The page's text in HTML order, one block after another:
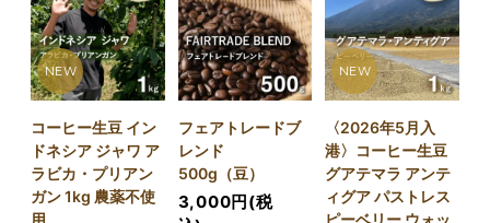
NEW
コーヒー生豆 イン
ドネシア ジャワ ア
ラビカ・プリアン
ガン 1kg 農薬不使
フェアトレードブ
レンド
500g（豆）
3,000円(税
NEW
〈2026年5月入
港〉コーヒー生豆
グアテマラ アンテ
ィグア パストレス